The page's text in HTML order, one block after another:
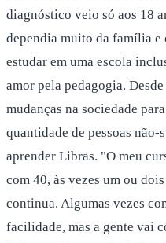
diagnóstico veio só aos 18
dependia muito da família e
estudar em uma escola
amor pela pedagogia.
mudanças na sociedade
quantidade de pessoas não-
aprender Libras. "O meu
com 40, às vezes um ou
continua. Algumas vezes
facilidade, mas a gente vai